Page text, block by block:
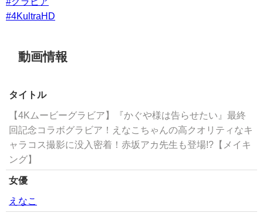
#4KultraHD
動画情報
タイトル
【4Kムービーグラビア】『かぐや様は告らせたい』最終
回記念コラボグラビア！えなこちゃんの高クオリティなキ
ャラコス撮影に没入密着！赤坂アカ先生も登場!?【メイキ
ング】
女優
えなこ